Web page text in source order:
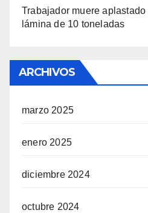
Trabajador muere
lámina de 10 toneladas
ARCHIVOS
marzo 2025
enero 2025
diciembre 2024
octubre 2024